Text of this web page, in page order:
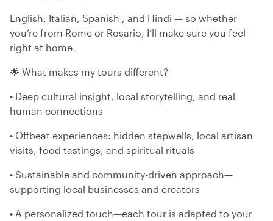
English, Italian, Spanish , and Hindi — so whether
you’re from Rome or Rosario, I’ll make sure you feel
right at home.
🌟 What makes my tours different?
• Deep cultural insight, local storytelling, and real
human connections
• Offbeat experiences: hidden stepwells, local artisan
visits, food tastings, and spiritual rituals
• Sustainable and community-driven approach—
supporting local businesses and creators
• A personalized touch—each tour is adapted to your